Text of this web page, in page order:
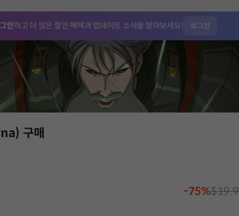
인하고 더 많은 할인 혜택과 업데이트 소식을 받아보세요! 로그인
구매
-75%